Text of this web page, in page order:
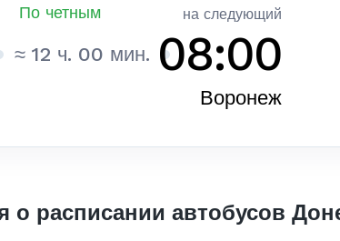
По четным на следующий
≈ 12 ч. 00 мин. 08:00
Воронеж
о расписании автобусов